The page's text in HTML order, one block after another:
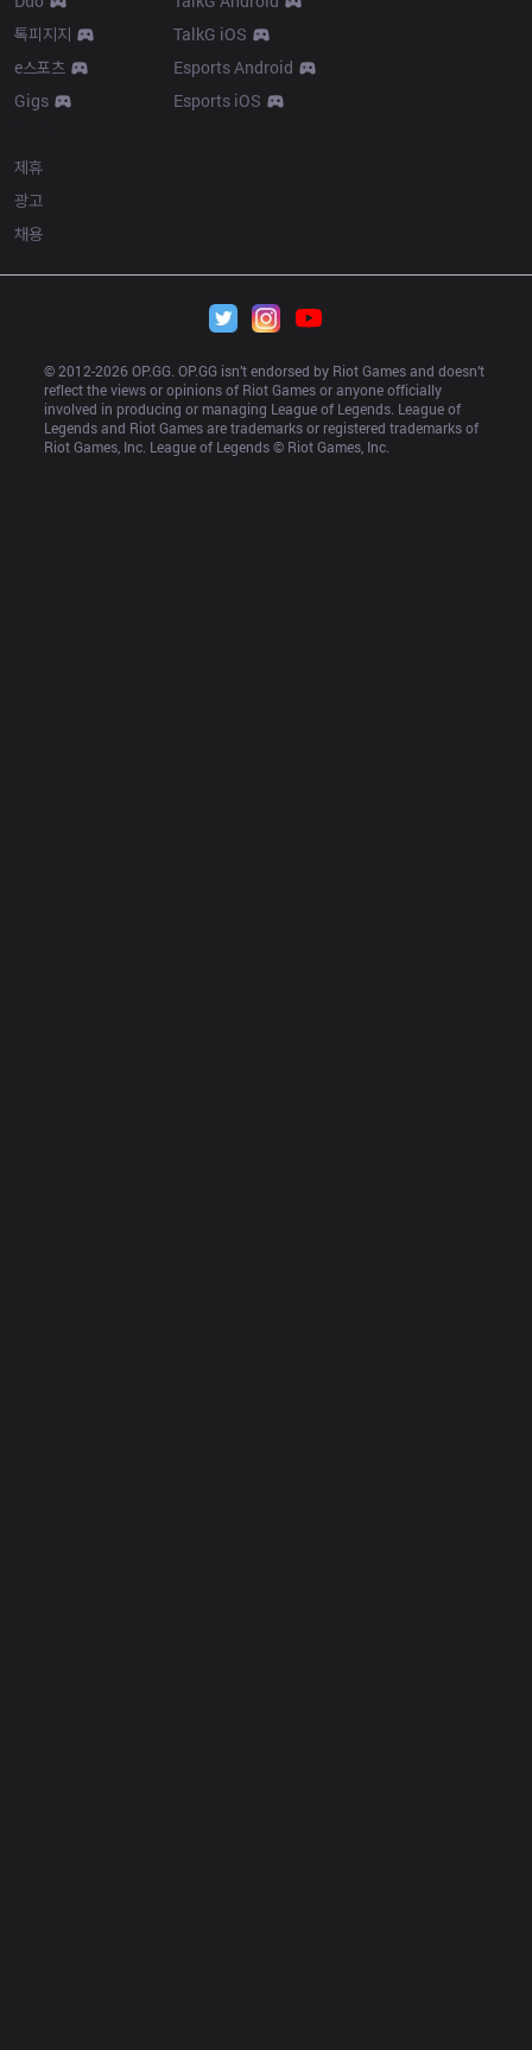
톡피지지
e스포츠
Gigs
TalkG iOS
Esports Android
Esports iOS
제휴
광고
채용
© 2012-2026 OP.GG. OP.GG isn’t endorsed by Riot Games and doesn’t
reflect the views or opinions of Riot Games or anyone officially
involved in producing or managing League of Legends. League of
Legends and Riot Games are trademarks or registered trademarks of
Riot Games, Inc. League of Legends © Riot Games, Inc.